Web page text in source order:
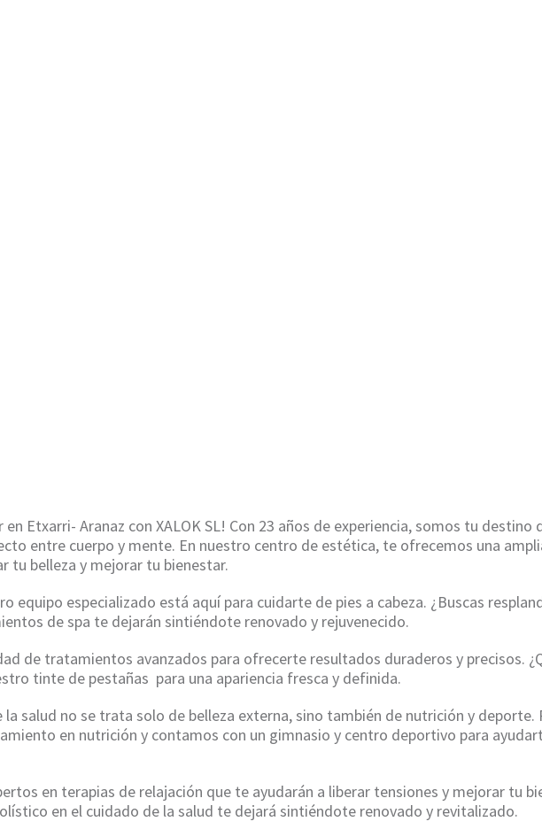
en Etxarri- Aranaz con XALOK SL! Con 23 años de experiencia, somos tu destino
entre cuerpo y mente. En nuestro centro de estética, te ofrecemos una
tu belleza y mejorar tu bienestar.
equipo especializado está aquí para cuidarte de pies a cabeza. ¿Buscas
de spa te dejarán sintiéndote renovado y rejuvenecido.
de tratamientos avanzados para ofrecerte resultados duraderos y precisos.
tinte de pestañas para una apariencia fresca y definida.
la salud no se trata solo de belleza externa, sino también de nutrición y deporte.
en nutrición y contamos con un gimnasio y centro deportivo para
en terapias de relajación que te ayudarán a liberar tensiones y mejorar tu
en el cuidado de la salud te dejará sintiéndote renovado y revitalizado.